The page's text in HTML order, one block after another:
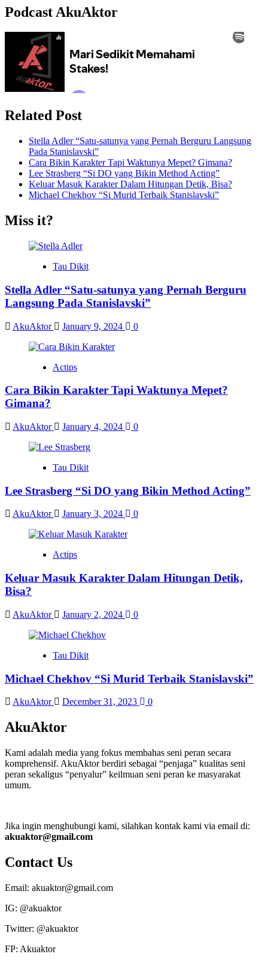
Podcast AkuAktor
Related Post
Stella Adler “Satu-satunya yang Pernah Berguru Langsung
Pada Stanislavski”
Cara Bikin Karakter Tapi Waktunya Mepet? Gimana?
Lee Strasberg “Si DO yang Bikin Method Acting”
Keluar Masuk Karakter Dalam Hitungan Detik, Bisa?
Michael Chekhov “Si Murid Terbaik Stanislavski”
Miss it?
Tau Dikit
Stella Adler “Satu-satunya yang Pernah Berguru
Langsung Pada Stanislavski”
AkuAktor January 9, 2024 0
Actips
Cara Bikin Karakter Tapi Waktunya Mepet?
Gimana?
AkuAktor January 4, 2024 0
Tau Dikit
Lee Strasberg “Si DO yang Bikin Method Acting”
AkuAktor January 3, 2024 0
Actips
Keluar Masuk Karakter Dalam Hitungan Detik,
Bisa?
AkuAktor January 2, 2024 0
Tau Dikit
Michael Chekhov “Si Murid Terbaik Stanislavski”
AkuAktor December 31, 2023 0
AkuAktor
Kami adalah media yang fokus membahas seni peran secara
komprehensif. AkuAktor berdiri sebagai “penjaga” kualitas seni
peran sekaligus “penyalur” keilmuan seni peran ke masyarakat
umum.
Jika ingin menghubungi kami, silahkan kontak kami via email di:
akuaktor@gmail.com
Contact Us
Email: akuaktor@gmail.com
IG: @akuaktor
Twitter: @akuaktor
FP: Akuaktor